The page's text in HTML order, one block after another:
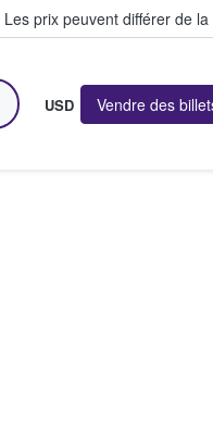
Les prix peuvent différer de
USD Vendre des